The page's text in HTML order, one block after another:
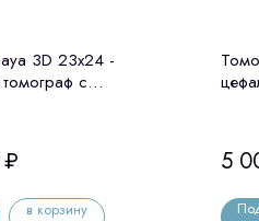
3D 23x24 -
с
₽
в корзину
5